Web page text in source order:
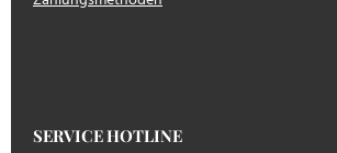
SERVICE HOTLINE